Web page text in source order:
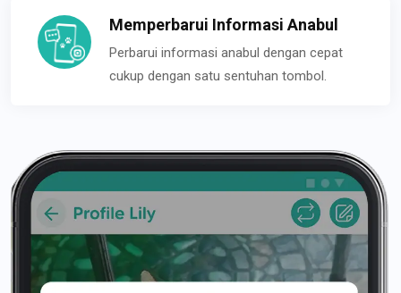
Memperbarui Informasi Anabul
Perbarui informasi anabul dengan cepat
cukup dengan satu sentuhan tombol.